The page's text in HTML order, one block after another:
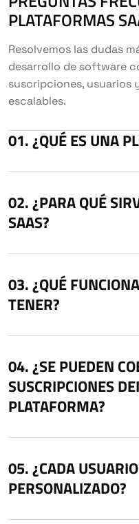
PLATAFORMAS
Resolvemos las dudas
desarrollo de software
suscripciones, usuarios
escalables.
¿QUÉ ES UNA
¿PARA QUÉ
SAAS?
¿QUÉ
TENER?
¿SE PUEDEN
SUSCRIPCIONES
PLATAFORMA?
¿CADA
PERSONALIZADO?